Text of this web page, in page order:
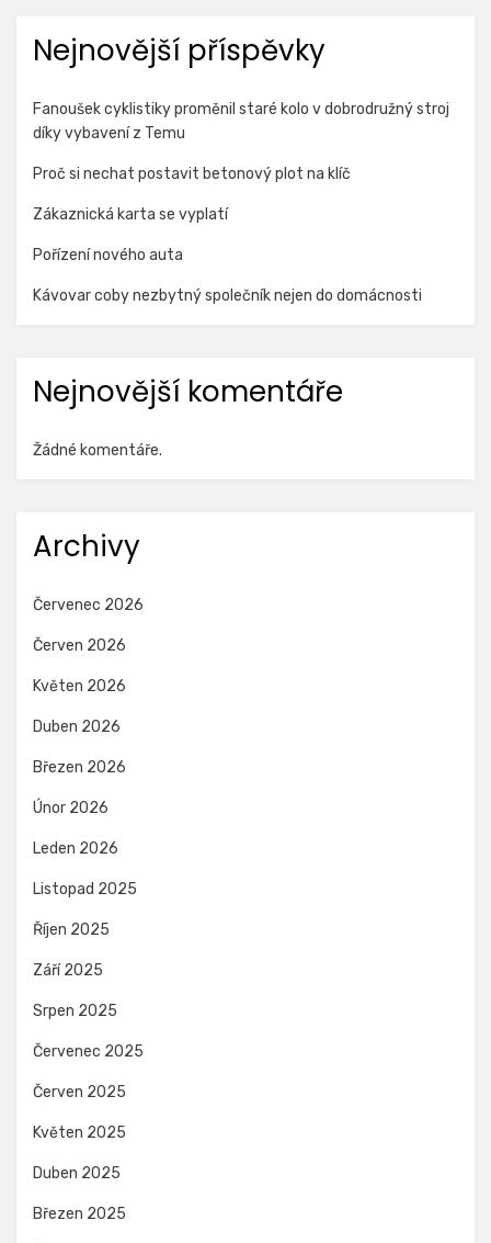
Nejnovější příspěvky
Fanoušek cyklistiky proměnil staré kolo v dobrodružný stroj
díky vybavení z Temu
Proč si nechat postavit betonový plot na klíč
Zákaznická karta se vyplatí
Pořízení nového auta
Kávovar coby nezbytný společník nejen do domácnosti
Nejnovější komentáře
Žádné komentáře.
Archivy
Červenec 2026
Červen 2026
Květen 2026
Duben 2026
Březen 2026
Únor 2026
Leden 2026
Listopad 2025
Říjen 2025
Září 2025
Srpen 2025
Červenec 2025
Červen 2025
Květen 2025
Duben 2025
Březen 2025